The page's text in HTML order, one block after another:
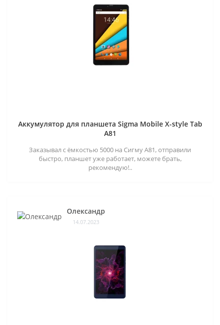
Аккумулятор для планшета Sigma Mobile X-style Tab
A81
Заказывал с ёмкостью 5000 на Сигму А81, отправили
быстро, планшет уже работает, можете брать,
рекомендую!..
Олександр
14.07.2023